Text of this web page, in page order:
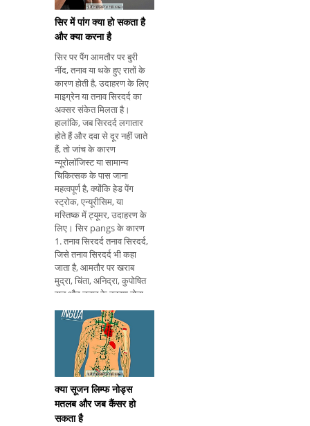
सिर में पांग क्या हो सकता है
और क्या करना है
सिर पर पैंग आमतौर पर बुरी
नींद, तनाव या थके हुए रातों के
कारण होती है, उदाहरण के लिए
माइग्रेन या तनाव सिरदर्द का
अक्सर संकेत मिलता है।
हालांकि, जब सिरदर्द लगातार
होते हैं और दवा से दूर नहीं जाते
हैं, तो जांच के कारण
न्यूरोलॉजिस्ट या सामान्य
चिकित्सक के पास जाना
महत्वपूर्ण है, क्योंकि हेड पेंग
स्ट्रोक, एन्यूरीसिम, या
मस्तिष्क में ट्यूमर, उदाहरण के
लिए। सिर pangs के कारण
1. तनाव सिरदर्द तनाव सिरदर्द,
जिसे तनाव सिरदर्द भी कहा
जाता है, आमतौर पर खराब
मुद्रा, चिंता, अनिद्रा, कुपोषित
रात और तनाव के कारण होता
वाले स्टैबिंग या दबाव के आकार
के सिरदर्द के माध्यम से देखा
जा सकत
क्या सूजन लिम्फ नोड्स
मतलब और जब कैंसर हो
सकता है